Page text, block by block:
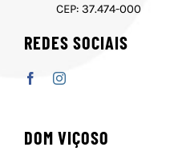
CEP: 37.474-000
REDES SOCIAIS
DOM VIÇOSO